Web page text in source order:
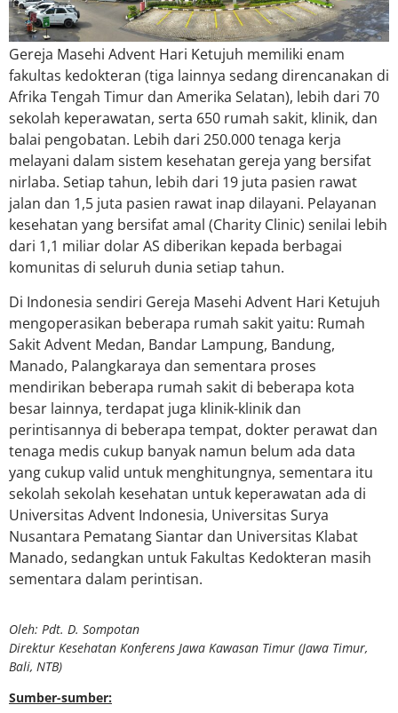
Gereja Masehi Advent Hari Ketujuh memiliki enam
fakultas kedokteran (tiga lainnya sedang direncanakan di
Afrika Tengah Timur dan Amerika Selatan), lebih dari 70
sekolah keperawatan, serta 650 rumah sakit, klinik, dan
balai pengobatan. Lebih dari 250.000 tenaga kerja
melayani dalam sistem kesehatan gereja yang bersifat
nirlaba. Setiap tahun, lebih dari 19 juta pasien rawat
jalan dan 1,5 juta pasien rawat inap dilayani. Pelayanan
kesehatan yang bersifat amal (Charity Clinic) senilai lebih
dari 1,1 miliar dolar AS diberikan kepada berbagai
komunitas di seluruh dunia setiap tahun.
Di Indonesia sendiri Gereja Masehi Advent Hari Ketujuh
mengoperasikan beberapa rumah sakit yaitu: Rumah
Sakit Advent Medan, Bandar Lampung, Bandung,
Manado, Palangkaraya dan sementara proses
mendirikan beberapa rumah sakit di beberapa kota
besar lainnya, terdapat juga klinik-klinik dan
perintisannya di beberapa tempat, dokter perawat dan
tenaga medis cukup banyak namun belum ada data
yang cukup valid untuk menghitungnya, sementara itu
sekolah sekolah kesehatan untuk keperawatan ada di
Universitas Advent Indonesia, Universitas Surya
Nusantara Pematang Siantar dan Universitas Klabat
Manado, sedangkan untuk Fakultas Kedokteran masih
sementara dalam perintisan.
Oleh: Pdt. D. Sompotan
Direktur Kesehatan Konferens Jawa Kawasan Timur (Jawa Timur,
Bali, NTB)
Sumber-sumber: